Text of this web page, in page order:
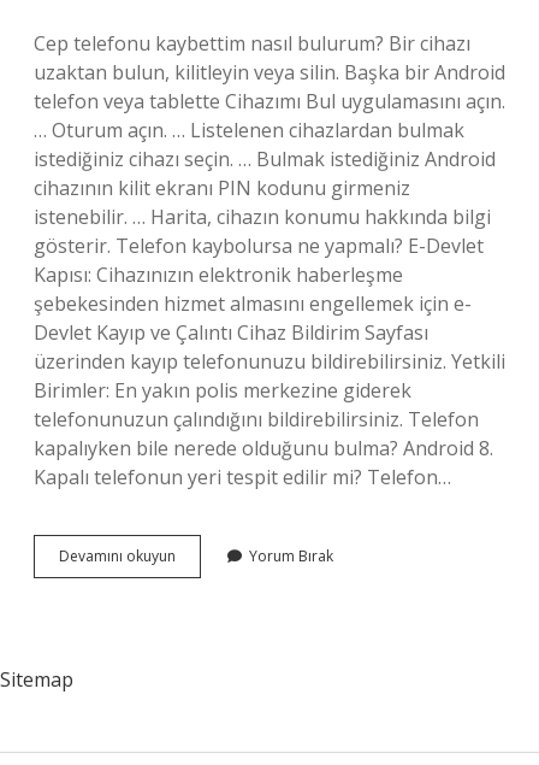
Cep telefonu kaybettim nasıl bulurum? Bir cihazı
uzaktan bulun, kilitleyin veya silin. Başka bir Android
telefon veya tablette Cihazımı Bul uygulamasını açın.
… Oturum açın. … Listelenen cihazlardan bulmak
istediğiniz cihazı seçin. … Bulmak istediğiniz Android
cihazının kilit ekranı PIN kodunu girmeniz
istenebilir. … Harita, cihazın konumu hakkında bilgi
gösterir. Telefon kaybolursa ne yapmalı? E-Devlet
Kapısı: Cihazınızın elektronik haberleşme
şebekesinden hizmet almasını engellemek için e-
Devlet Kayıp ve Çalıntı Cihaz Bildirim Sayfası
üzerinden kayıp telefonunuzu bildirebilirsiniz. Yetkili
Birimler: En yakın polis merkezine giderek
telefonunuzun çalındığını bildirebilirsiniz. Telefon
kapalıyken bile nerede olduğunu bulma? Android 8.
Kapalı telefonun yeri tespit edilir mi? Telefon…
Devamını okuyun
Bir
Yorum Bırak
Sitemap